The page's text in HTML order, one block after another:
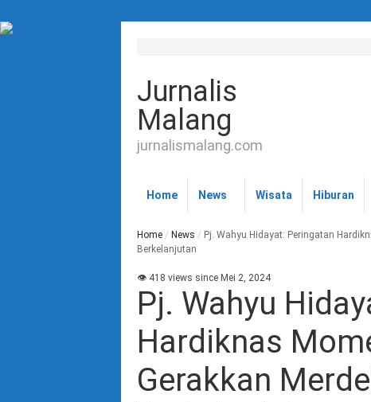
Jurnalis
Malang
jurnalismalang.com
Home News Wisata Hiburan
Home / News / Pj. Wahyu Hidayat: Peringatan
Berkelanjutan
👁 418 views since Mei 2, 2024
Pj. Wahyu
Hardiknas
Gerakkan